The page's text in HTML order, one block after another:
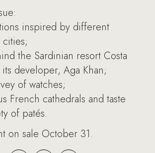
inspired by different
the Sardinian resort Costa
developer, Aga Khan;
of watches;
French cathedrals and taste
of patés.
on sale October 31.